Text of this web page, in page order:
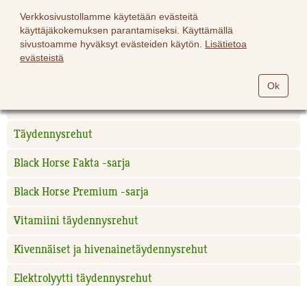
Verkkosivustollamme käytetään evästeitä
käyttäjäkokemuksen parantamiseksi. Käyttämällä
sivustoamme hyväksyt evästeiden käytön. Lisätietoa
evästeistä
Ok
Täydennysrehut
Black Horse Fakta -sarja
Black Horse Premium -sarja
Vitamiini täydennysrehut
Kivennäiset ja hivenainetäydennysrehut
Elektrolyytti täydennysrehut